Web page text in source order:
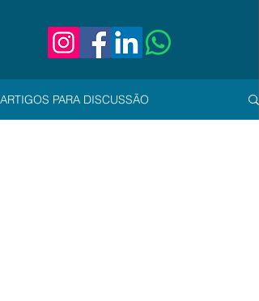
ARTIGOS PARA DISCUSSÃO